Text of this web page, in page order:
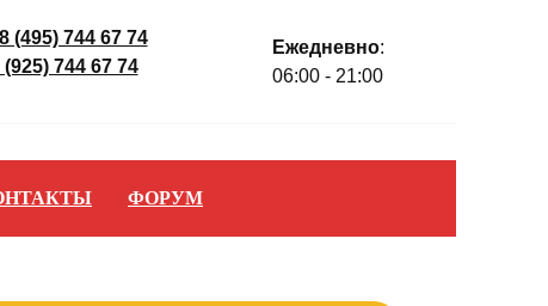
8 (495) 744 67 74
(925) 744 67 74
Ежедневно:
06:00 - 21:00
ФОРУМ